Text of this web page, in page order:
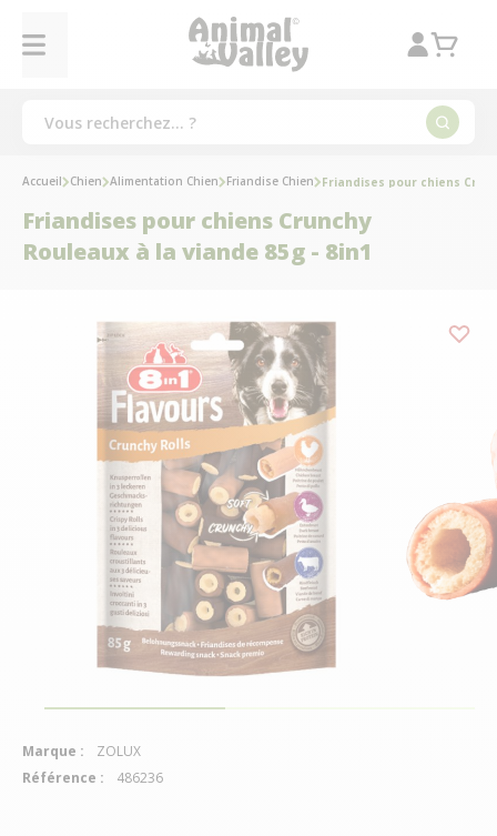
Accueil Chien Alimentation Chien Friandise Chien Friandises pour chiens
Friandises pour chiens Crunchy
Rouleaux à la viande 85g - 8in1
Marque :
ZOLUX
Référence :
486236